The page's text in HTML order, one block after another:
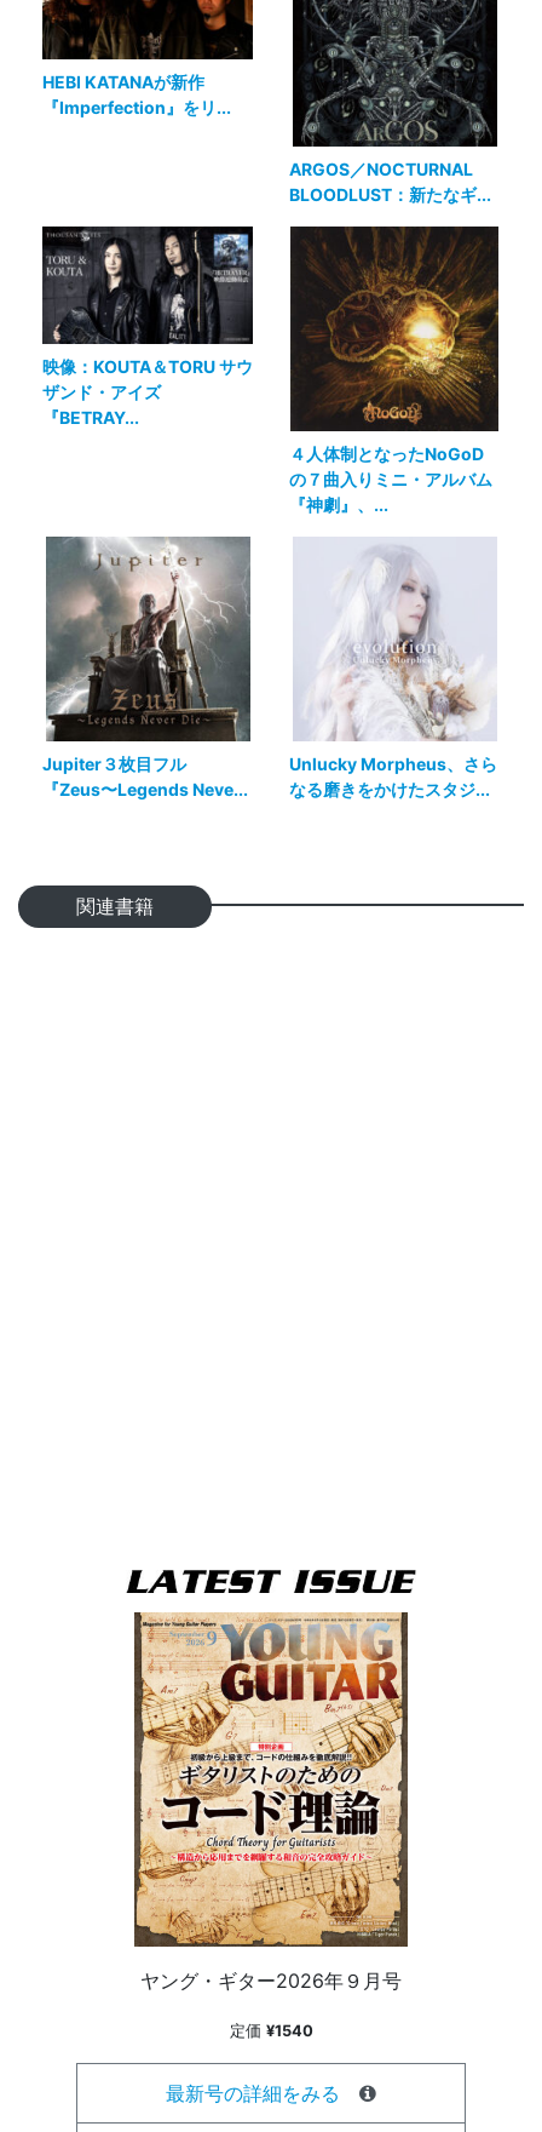
HEBI KATANAが新作
『Imperfection』をリ...
ARGOS／NOCTURNAL
BLOODLUST：新たなギ...
映像：KOUTA＆TORU サウ
ザンド・アイズ
『BETRAY...
４人体制となったNoGoD
の７曲入りミニ・アルバム
『神劇』、...
Jupiter３枚目フル
『Zeus〜Legends Neve...
Unlucky Morpheus、さら
なる磨きをかけたスタジ...
関連書籍
ヤング・ギター2026年９月号
定価 ¥1540
最新号の詳細をみる